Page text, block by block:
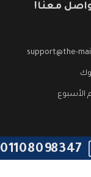
معنا!
support@the-
الأسبوع
01108098347